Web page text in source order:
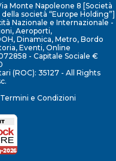
Monte Napoleone 8 [Società
società “Europe Holding”]
Nazionale e Internazionale -
Aeroporti,
Dinamica, Metro, Bordo
Eventi, Online
- Capitale Sociale €
(ROC): 35127 - All Rights
Termini e Condizioni